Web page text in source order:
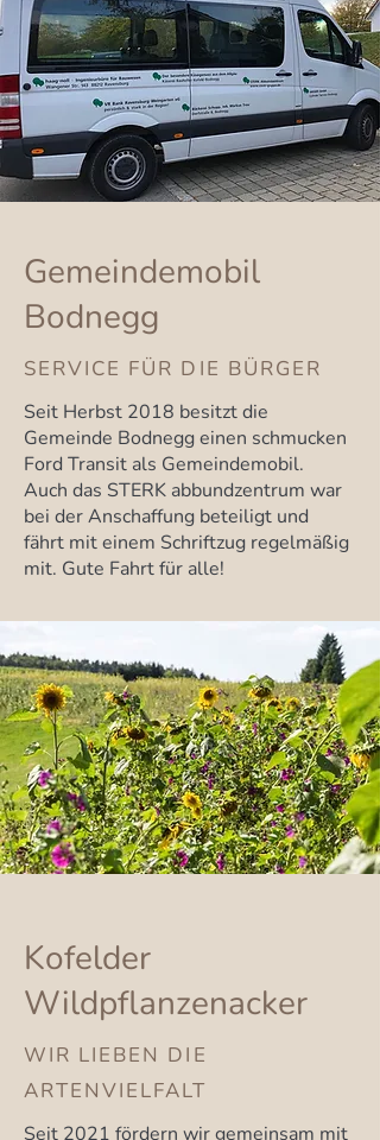
Gemeindemobil
Bodnegg
SERVICE FÜR DIE BÜRGER
Seit Herbst 2018 besitzt die
Gemeinde Bodnegg einen schmucken
Ford Transit als Gemeindemobil.
Auch das STERK abbundzentrum war
bei der Anschaffung beteiligt und
fährt mit einem Schriftzug regelmäßig
mit. Gute Fahrt für alle!
Kofelder
Wildpflanzenacker
WIR LIEBEN DIE
ARTENVIELFALT
Seit 2021 fördern wir gemeinsam mit